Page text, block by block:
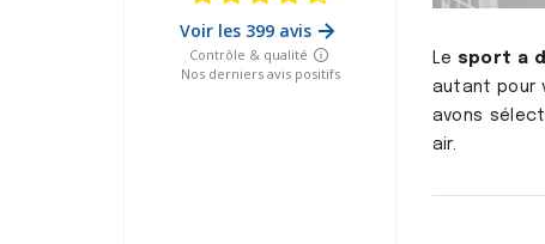
Le sport a
autant pour
avons
air.